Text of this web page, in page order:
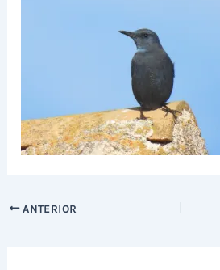
ANTERIOR